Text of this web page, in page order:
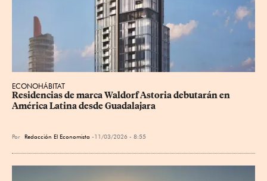
ECONOHÁBITAT
Residencias de marca Waldorf Astoria debutarán en
América Latina desde Guadalajara
Por Redacción El Economista 11/03/2026 - 8:55